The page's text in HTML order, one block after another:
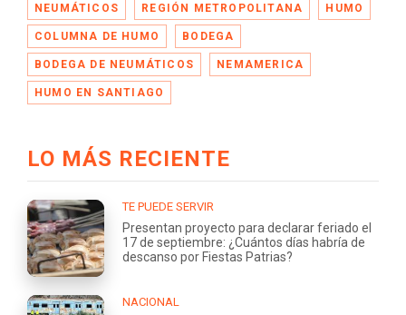
NEUMÁTICOS REGIÓN METROPOLITANA HUMO
COLUMNA DE HUMO BODEGA
BODEGA DE NEUMÁTICOS NEMAMERICA
HUMO EN SANTIAGO
LO MÁS RECIENTE
TE PUEDE SERVIR
Presentan proyecto para declarar feriado el
17 de septiembre: ¿Cuántos días habría de
descanso por Fiestas Patrias?
NACIONAL